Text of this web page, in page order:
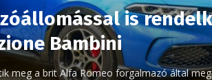
is
Bambini
meg a brit Alfa Romeo forgalmazó által